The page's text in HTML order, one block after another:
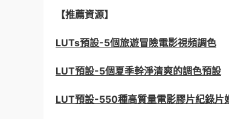
【推薦資源】
LUTs預設-5個旅遊冒險電影視頻調色
LUT預設-5個夏季幹淨清爽的調色預設
LUT預設-550種高質量電影膠片紀錄片